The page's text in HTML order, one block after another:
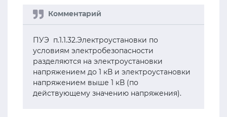
ПУЭ п.1.1.32.Электроустановки по
условиям электробезопасности
разделяются на электроустановки
напряжением до 1 кВ и электроустановки
напряжением выше 1 кВ (по
действующему значению напряжения).